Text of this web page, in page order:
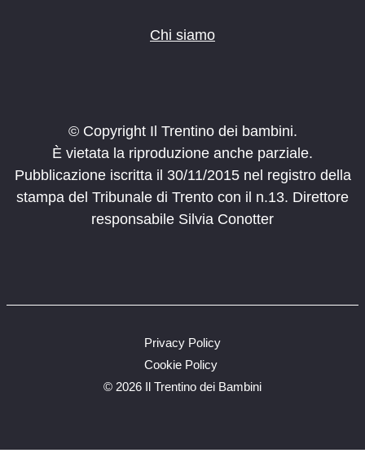
Chi siamo
© Copyright Il Trentino dei bambini.
È vietata la riproduzione anche parziale.
Pubblicazione iscritta il 30/11/2015 nel registro della
stampa del Tribunale di Trento con il n.13. Direttore
responsabile Silvia Conotter
© 2026 Il Trentino dei Bambini
Privacy Policy
Cookie Policy